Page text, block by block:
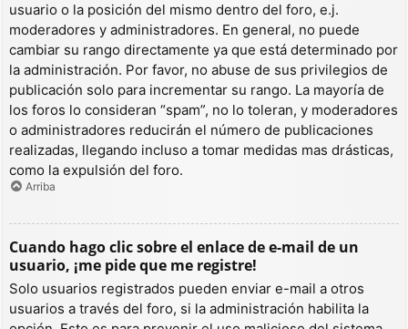
usuario o la posición del mismo dentro del foro, e.j.
moderadores y administradores. En general, no puede
cambiar su rango directamente ya que está determinado por
la administración. Por favor, no abuse de sus privilegios de
publicación solo para incrementar su rango. La mayoría de
los foros lo consideran “spam”, no lo toleran, y moderadores
o administradores reducirán el número de publicaciones
realizadas, llegando incluso a tomar medidas mas drásticas,
como la expulsión del foro.
Arriba
Cuando hago clic sobre el enlace de e-mail de un
usuario, ¡me pide que me registre!
Solo usuarios registrados pueden enviar e-mail a otros
usuarios a través del foro, si la administración habilita la